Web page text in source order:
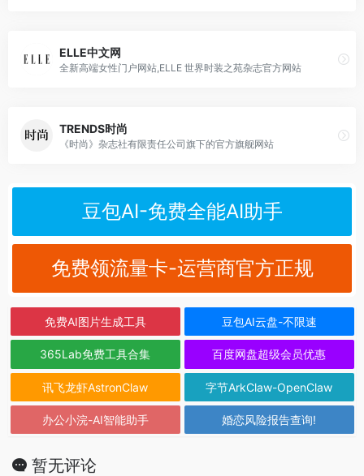
ELLE中文网
全新高端女性门户网站,ELLE 世界时装之苑杂志官方网站
TRENDS时尚
《时尚》杂志社有限责任公司旗下的官方旗舰网站
豆包AI-免费全能AI助手
免费领流量卡-运营商官方正规
免费AI图片生成工具 豆包AI云盘-不限速
365Lab免费工具合集 百度网盘超级会员优惠
讯飞龙虾AstronClaw 字节ArkClaw-OpenClaw
办公小浣-AI智能助手 婚恋风险报告查询!
暂无评论